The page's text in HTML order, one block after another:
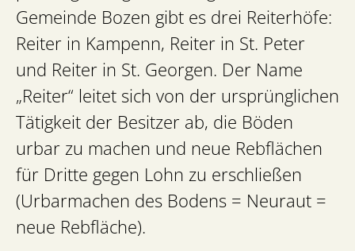
Gemeinde Bozen gibt es drei Reiterhöfe:
Reiter in Kampenn, Reiter in St. Peter
und Reiter in St. Georgen. Der Name
„Reiter“ leitet sich von der ursprünglichen
Tätigkeit der Besitzer ab, die Böden
urbar zu machen und neue Rebflächen
für Dritte gegen Lohn zu erschließen
(Urbarmachen des Bodens = Neuraut =
neue Rebfläche).